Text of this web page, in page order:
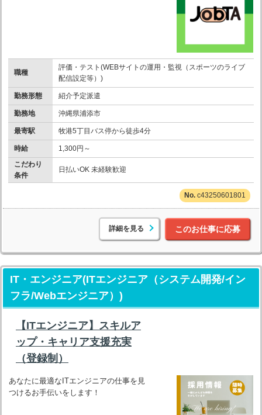
職種
評価・テスト(WEBサイトの運用・監視（スポーツのライブ
配信設定等）)
勤務形態 紹介予定派遣
勤務地 沖縄県浦添市
最寄駅 牧港5丁目バス停から徒歩4分
時給
1,300円～
こだわり
条件
日払いOK 未経験歓迎
c43250601801
詳細を見る このお仕事に応募
IT・エンジニア(ITエンジニア（システム開発/イン
フラ/Webエンジニア）)
【ITエンジニア】スキルア
ップ・キャリア支援充実
（登録制）
あなたに最適なITエンジニアの仕事を見
つけるお手伝いをします！